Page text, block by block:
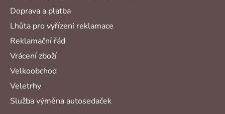
Doprava a platba
Lhůta pro vyřízení reklamace
Reklamační řád
Vrácení zboží
Velkoobchod
Veletrhy
Služba výměna autosedaček